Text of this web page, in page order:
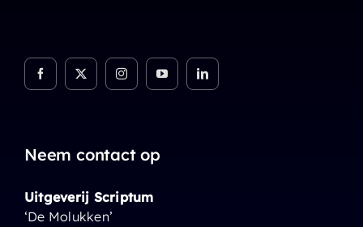
Neem contact op
Uitgeverij Scriptum
‘De Molukken’